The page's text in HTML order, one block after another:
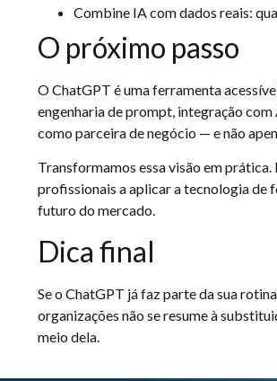
Combine IA com dados reais:
O próximo passo
O ChatGPT é uma ferramenta
engenharia de prompt, integração com
como parceira de negócio — e não
Transformamos essa visão em prática.
profissionais a aplicar a tecnologia de
futuro do mercado.
Dica final
Se o ChatGPT já faz parte da sua
organizações não se resume à
meio dela.